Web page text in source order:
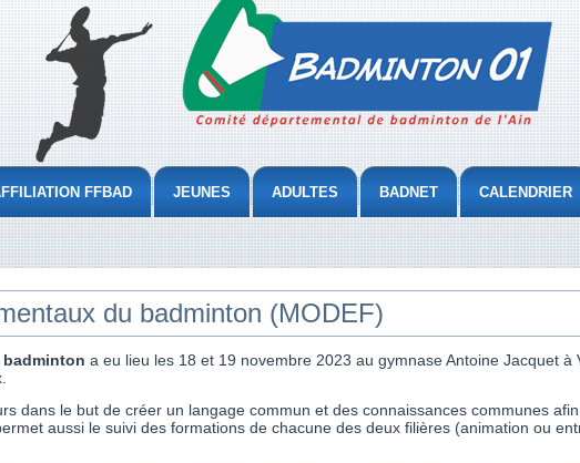
FFBAD JEUNES ADULTES BADNET CALENDRIER
du badminton (MODEF)
badminton a eu lieu les 18 et 19 novembre 2023 au gymnase Antoine Jacquet à
dans le but de créer un langage commun et des connaissances communes
aussi le suivi des formations de chacune des deux filières (animation ou